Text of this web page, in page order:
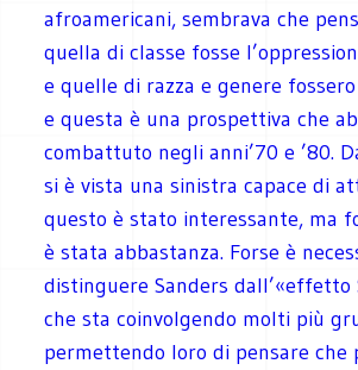
afroamericani, sembrava che
quella di classe fosse
e quelle di razza e genere
e questa è una prospettiva che
combattuto negli anni’70 e ’80.
si è vista una sinistra capace di
questo è stato interessante, ma
è stata abbastanza. Forse è
distinguere Sanders dall’«effetto
che sta coinvolgendo molti più
permettendo loro di pensare che